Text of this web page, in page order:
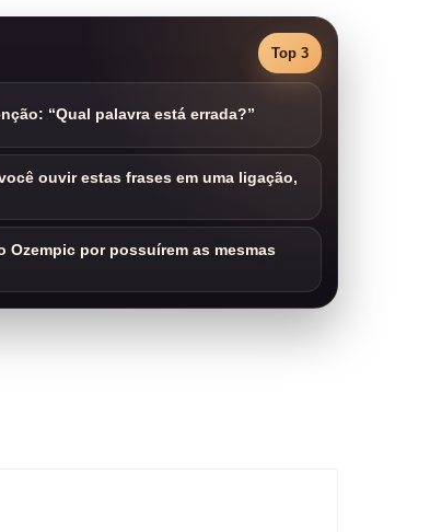
Top 3
“Qual palavra está errada?”
ouvir estas frases em uma ligação,
Ozempic por possuírem as mesmas